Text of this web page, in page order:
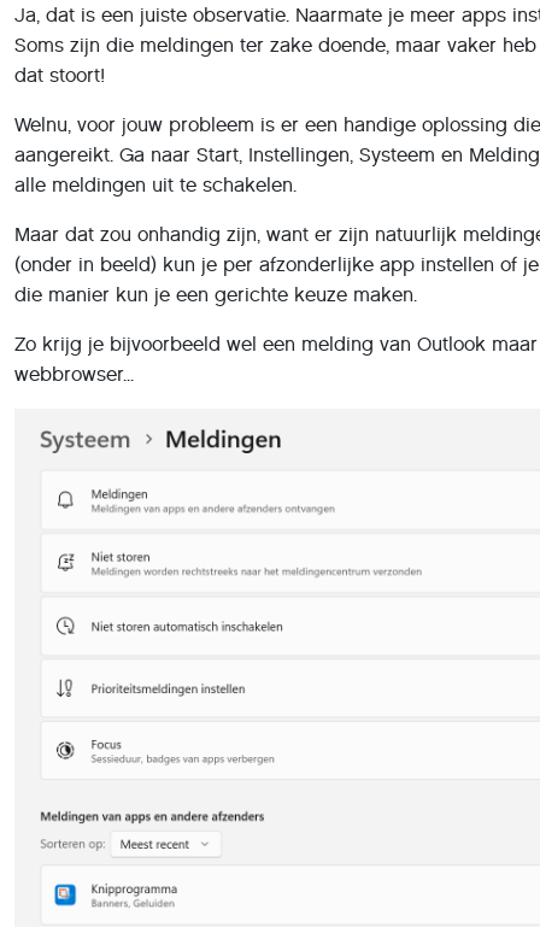
Ja, dat is een juiste observatie. Naarmate je meer apps
Soms zijn die meldingen ter zake doende, maar vaker
dat stoort!
Welnu, voor jouw probleem is er een handige oplossing
aangereikt. Ga naar Start, Instellingen, Systeem en
alle meldingen uit te schakelen.
Maar dat zou onhandig zijn, want er zijn natuurlijk
(onder in beeld) kun je per afzonderlijke app instellen of
die manier kun je een gerichte keuze maken.
Zo krijg je bijvoorbeeld wel een melding van Outlook
webbrowser...